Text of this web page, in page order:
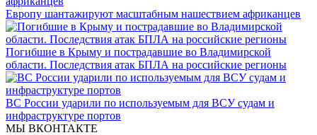
Европу шантажируют масштабным нашествием африканцев
Погибшие в Крыму и пострадавшие во Владимирской
области. Последствия атак БПЛА на российские регионы
ВС России ударили по используемым для ВСУ судам и
инфраструктуре портов
МЫ ВКОНТАКТЕ